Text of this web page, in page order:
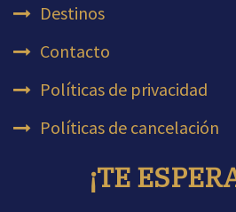
Destinos
Contacto
Políticas de privacidad
Políticas de cancelación
¡TE